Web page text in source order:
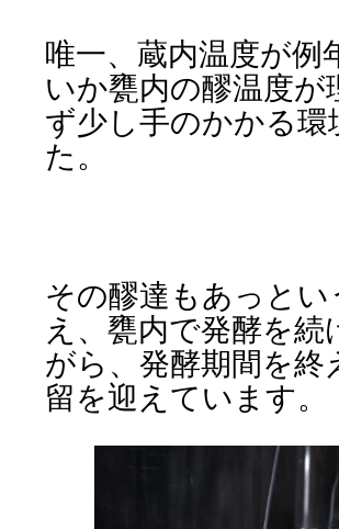
唯一、蔵内温度が
いか甕内の醪温度
ず少し手のかかる
た。
その醪達もあっと
え、甕内で発酵を
がら、発酵期間を
留を迎えています。